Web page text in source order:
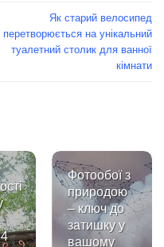
Як старий велосипед
перетворюється на унікальний
туалетний столик для ванної
кімнати
Фотообої з
природою
– ключ до
затишку у
вашому